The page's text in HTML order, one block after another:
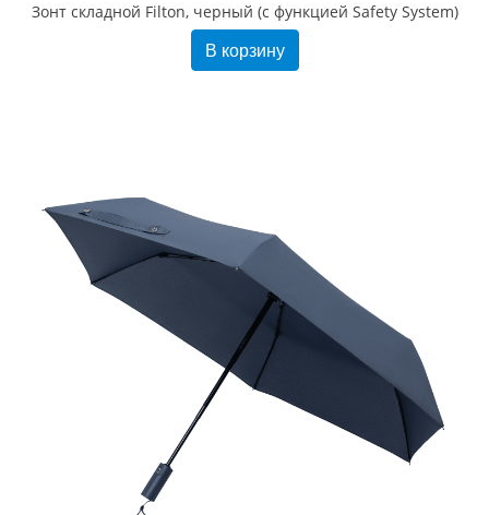
Зонт складной Filton, черный (с функцией Safety System)
В корзину